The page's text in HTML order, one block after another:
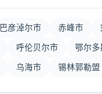
巴彦淖尔市 赤峰市
呼伦贝尔市 鄂尔多
乌海市 锡林郭勒盟